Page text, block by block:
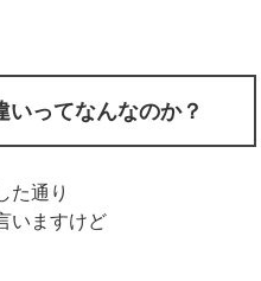
ってなんなのか？
た通り
いますけど